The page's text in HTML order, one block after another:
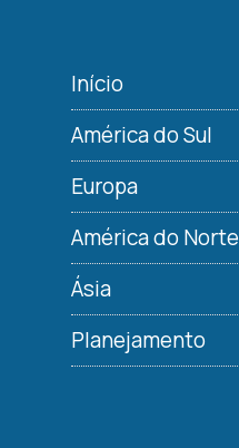
Início
América do Sul
Europa
América do Norte
Ásia
Planejamento